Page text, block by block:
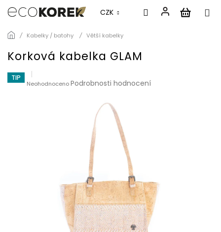
Přejít
obsah
CZK
Kabelky / batohy Větší kabelky
Korková kabelka GLAM
TIP
Průměrné
NeohodnocenoPodrobnosti hodnocení